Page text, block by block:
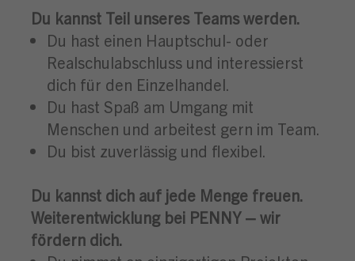
Du kannst Teil unseres Teams werden.
Du hast einen Hauptschul- oder
Realschulabschluss und interessierst
dich für den Einzelhandel.
Du hast Spaß am Umgang mit
Menschen und arbeitest gern im Team.
Du bist zuverlässig und flexibel.
Du kannst dich auf jede Menge freuen.
Weiterentwicklung bei PENNY – wir
fördern dich.